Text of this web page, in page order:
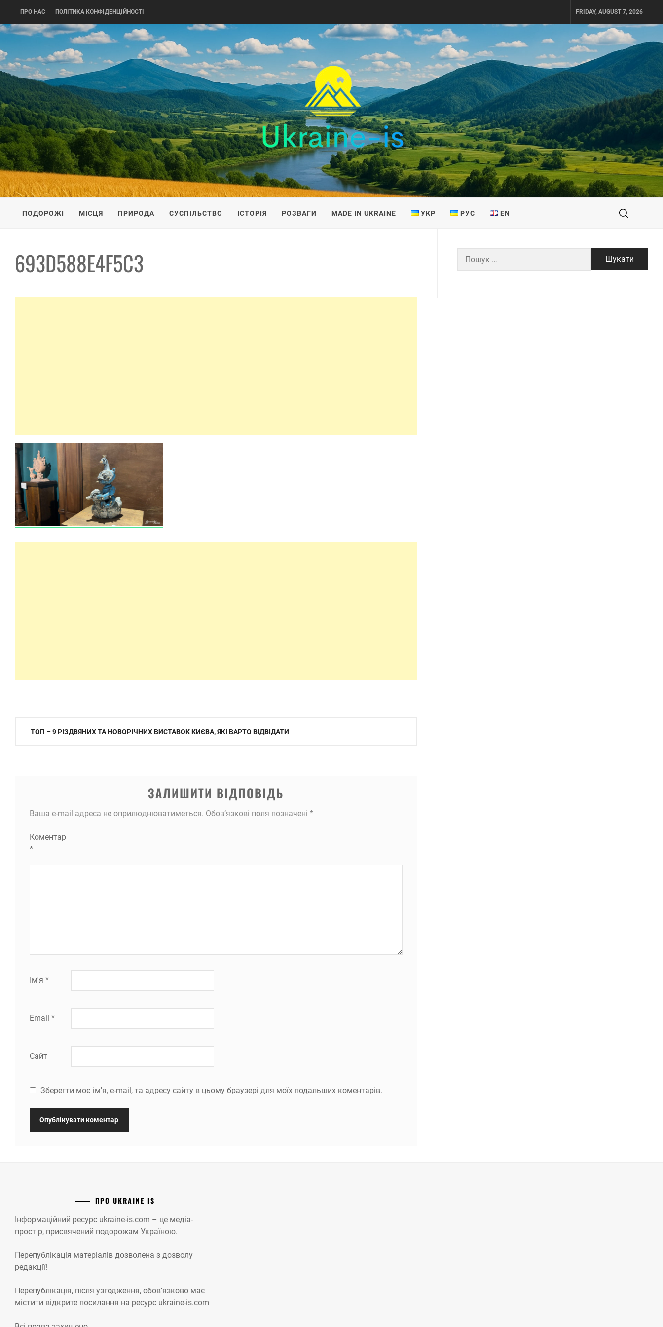
content
ПРО НАС ПОЛІТИКА КОНФІДЕНЦІЙНОСТІ FRIDAY, AUGUST 7, 2026
UKRAINE-IS
ПОДОРОЖI ПО УКРАЇНІ
ПОДОРОЖІ МІСЦЯ ПРИРОДА СУСПІЛЬСТВО ІСТОРІЯ РОЗВАГИ MADE IN UKRAINE УКР РУС EN
693D588E4F5C3
Навігація
ТОП – 9 РІЗДВЯНИХ ТА НОВОРІЧНИХ ВИСТАВОК КИЄВА, ЯКІ ВАРТО ВІДВІДАТИ
ЗАЛИШИТИ ВІДПОВІДЬ
Ваша e-mail адреса не оприлюднюватиметься. Обов’язкові поля позначені *
Коментар
*
Ім'я *
Email *
Сайт
Зберегти моє ім'я, e-mail, та адресу сайту в цьому браузері для моїх подальших коментарів.
ПРО UKRAINE IS
Інформаційний ресурс ukraine-is.com – це медіа-
простір, присвячений подорожам Україною.
Перепублікація матеріалів дозволена з дозволу
редакції!
Перепублікація, після узгодження, обов’язково має
містити відкрите посилання на ресурс ukraine-is.com